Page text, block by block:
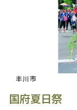
丰川市
国府夏日祭